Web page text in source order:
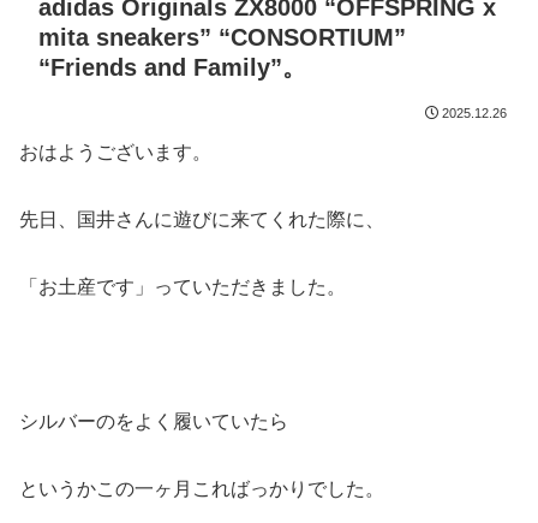
adidas Originals ZX8000 “OFFSPRING x
mita sneakers” “CONSORTIUM”
“Friends and Family”。
2025.12.26
おはようございます。
先日、国井さんに遊びに来てくれた際に、
「お土産です」っていただきました。
シルバーのをよく履いていたら
というかこの一ヶ月こればっかりでした。